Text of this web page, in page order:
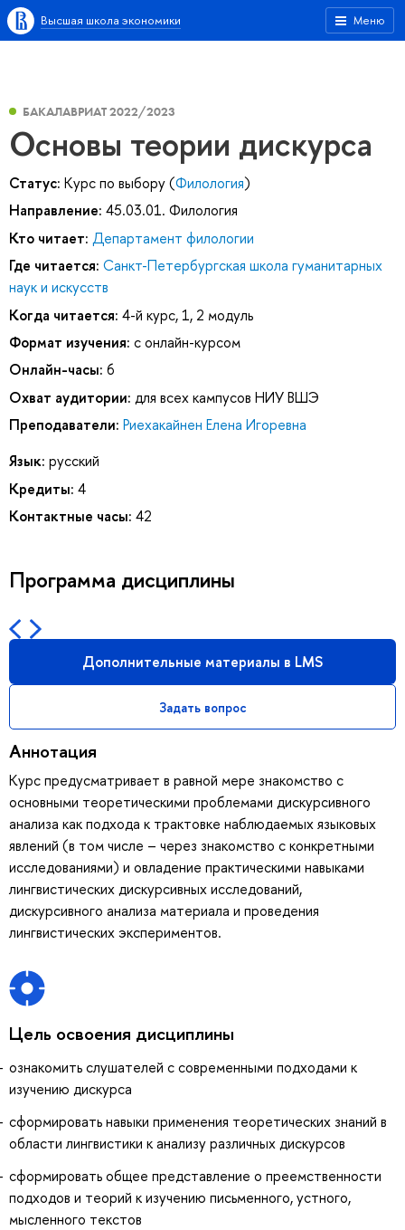
Меню
Высшая школа экономики
БАКАЛАВРИАТ 2022/2023
Основы теории дискурса
Статус: Курс по выбору (Филология)
Направление: 45.03.01. Филология
Кто читает: Департамент филологии
Где читается: Санкт-Петербургская школа гуманитарных
наук и искусств
Когда читается: 4-й курс, 1, 2 модуль
Формат изучения: с онлайн-курсом
Онлайн-часы: 6
Охват аудитории: для всех кампусов НИУ ВШЭ
Преподаватели: Риехакайнен Елена Игоревна
Язык: русский
Кредиты: 4
Контактные часы: 42
Программа дисциплины
Дополнительные материалы в LMS
Задать вопрос
Аннотация
Курс предусматривает в равной мере знакомство с
основными теоретическими проблемами дискурсивного
анализа как подхода к трактовке наблюдаемых языковых
явлений (в том числе – через знакомство с конкретными
исследованиями) и овладение практическими навыками
лингвистических дискурсивных исследований,
дискурсивного анализа материала и проведения
лингвистических экспериментов.
Цель освоения дисциплины
ознакомить слушателей с современными подходами к
изучению дискурса
сформировать навыки применения теоретических знаний в
области лингвистики к анализу различных дискурсов
сформировать общее представление о преемственности
подходов и теорий к изучению письменного, устного,
мысленного текстов